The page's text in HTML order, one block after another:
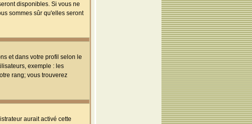
disponibles. Si vous ne
sommes sûr qu'elles seront
et dans votre profil selon le
exemple : les
rang; vous trouverez
aurait activé cette